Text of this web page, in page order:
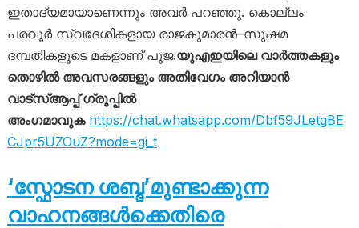
ഇതാദ്യമായാണെന്നും അവർ പറഞ്ഞു. കൊല്ലം
പരവൂർ സ്വദേശികളായ രാജകുമാരൻ–സുഷമ
ദമ്പതികളുടെ മകളാണ് പൂജ.യുഎഇയിലെ വാർത്തകളും
തൊഴിൽ അവസരങ്ങളും അതിവേഗം അറിയാൻ
വാട്സ്ആപ്പ് ഗ്രൂപ്പിൽ
അംഗമാവുക https://chat.whatsapp.com/Dbf59JLetgBE
CJpr5UZOuZ?mode=gi_t
‘സ്ഫോടന ശബ്ദ’മുണ്ടാക്കുന്ന
വാഹനങ്ങൾക്കെതിരെ